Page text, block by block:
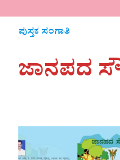
ಪುಸ್ತಕ ಸಂಗಾತಿ
ಜಾನಪದ